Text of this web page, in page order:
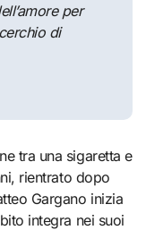
per
di
tra una sigaretta e
rientrato dopo
Gargano inizia
integra nei suoi